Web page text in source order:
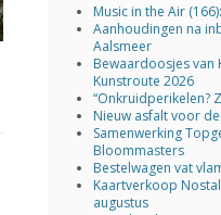
Music in the Air
Aanhoudingen na
Aalsmeer
Bewaardoosjes van
Kunstroute 2026
“Onkruidperikelen?
Nieuw asfalt voor
Samenwerking
Bloommasters
Bestelwagen vat
Kaartverkoop
augustus